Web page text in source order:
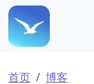
跳转到主要内容
面包屑
首页 博客